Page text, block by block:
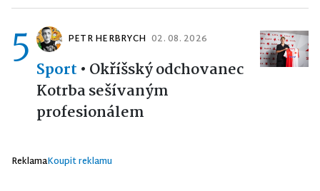
5 PETR HERBRYCH 02. 08. 2026
Sport • Okříšský odchovanec
Kotrba sešívaným
profesionálem
ReklamaKoupit reklamu